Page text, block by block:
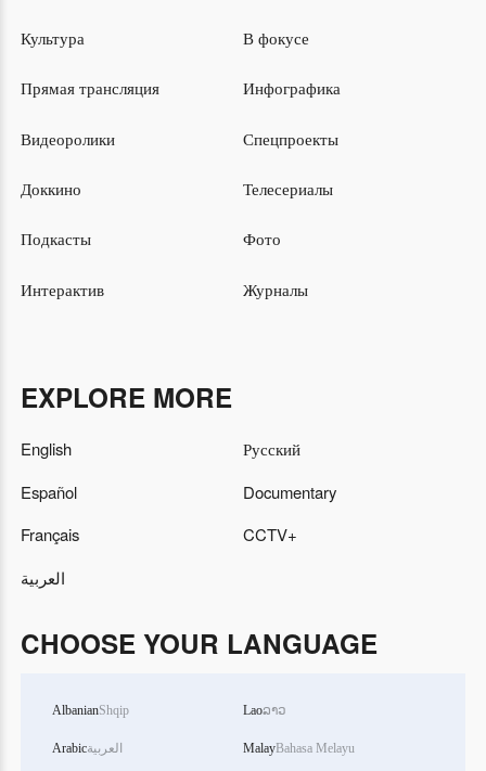
Культура В фокусе
Прямая трансляция Инфографика
Видеоролики Спецпроекты
Доккино Телесериалы
Подкасты Фото
Интерактив Журналы
EXPLORE MORE
English
Español
Français
العربية
Русский
Documentary
CCTV+
CHOOSE YOUR LANGUAGE
AlbanianShqip
Arabicالعربية
Laoລາວ
MalayBahasa Melayu